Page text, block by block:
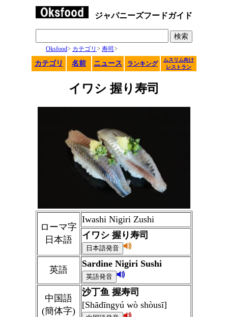
ジャパニーズフードガイド
Oksfood> カテゴリ > 寿司 >
カテゴリ
名前 ニュース ランキング
ムスリム向け
レストラン
イワシ 握り寿司
ローマ字
日本語
Iwashi Nigiri Zushi
イワシ 握り寿司
英語
Sardine Nigiri Sushi
中国語
(簡体字)
沙丁鱼 握寿司
[Shādīngyú wò shòusī]